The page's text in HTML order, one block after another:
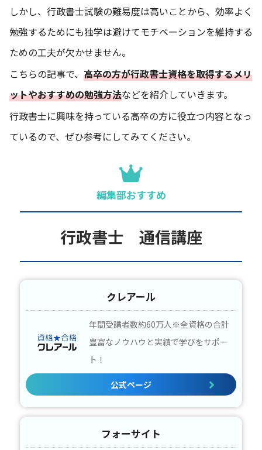
しかし、行政書士試験の難易度は高いことから、効率よく
勉強するためにも独学は避けてモチベーションを維持する
ための工夫が欠かせません。
こちらの記事で、 高卒の方が行政書士資格を取得するメリ
ットやおすすめの勉強方法などを紹介していきます。
行政書士に興味を持っている高卒の方に役立つ内容となっ
ているので、ぜひ参考にしてみてください。
編集部おすすめ
行政書士 通信講座
クレアール
年間受講者数約60万人※全資格の合計
豊富なノウハウと実績で学びをサポー
ト！
公式ページ
フォーサイト